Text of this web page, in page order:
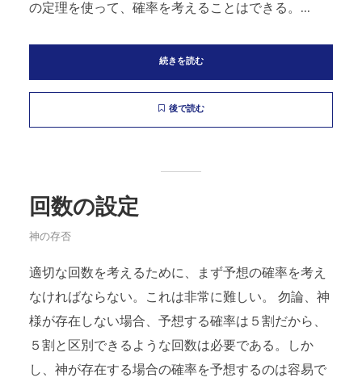
の定理を使って、確率を考えることはできる。...
続きを読む
後で読む
回数の設定
神の存否
適切な回数を考えるために、まず予想の確率を考え
なければならない。これは非常に難しい。 勿論、神
様が存在しない場合、予想する確率は５割だから、
５割と区別できるような回数は必要である。しか
し、神が存在する場合の確率を予想するのは容易で